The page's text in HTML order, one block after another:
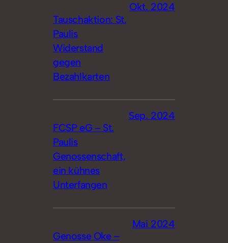
Tauschaktion: St.
Paulis
Widerstand
gegen
Bezahlkarten
Okt. 2024
FCSP eG – St.
Paulis
Genossenschaft,
ein kühnes
Unterfangen
Sep. 2024
Genosse Oke –
Mai 2024